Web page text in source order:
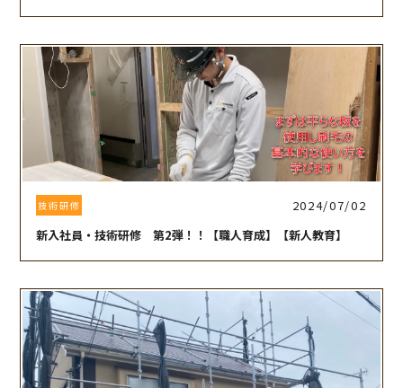
技術研修
2024/07/02
新入社員・技術研修 第2弾！！【職人育成】【新人教育】